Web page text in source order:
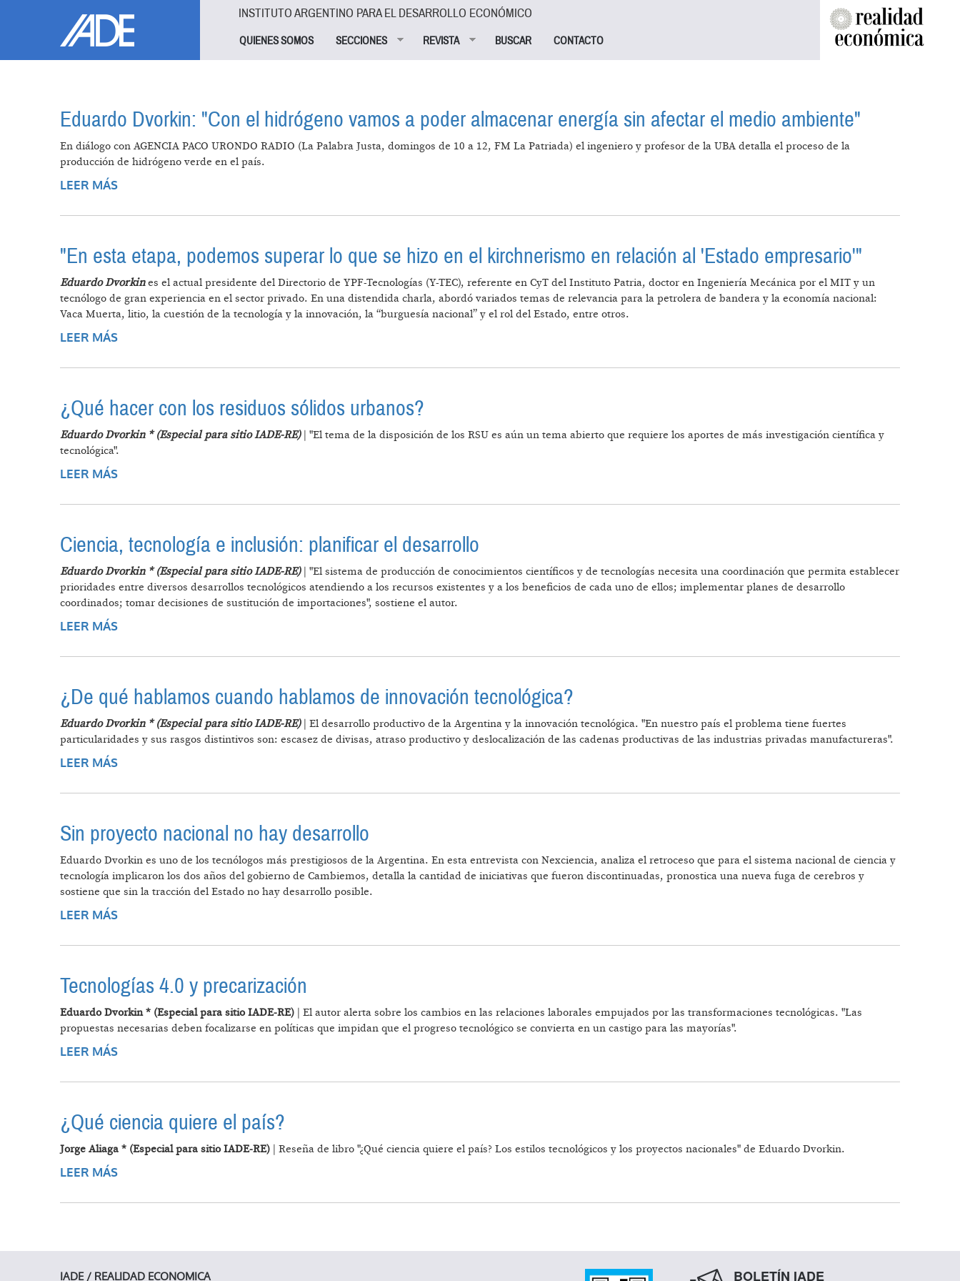
INSTITUTO ARGENTINO PARA EL DESARROLLO ECONÓMICO
QUIENES SOMOS SECCIONES REVISTA BUSCAR CONTACTO
Eduardo Dvorkin: "Con el hidrógeno vamos a poder almacenar energía sin afectar el medio ambiente"
En diálogo con AGENCIA PACO URONDO RADIO (La Palabra Justa, domingos de 10 a 12, FM La Patriada) el ingeniero y profesor de la UBA detalla el proceso de la
producción de hidrógeno verde en el país.
LEER MÁS
"En esta etapa, podemos superar lo que se hizo en el kirchnerismo en relación al 'Estado empresario'"
Eduardo Dvorkines el actual presidente del Directorio de YPF-Tecnologías (Y-TEC), referente en CyT del Instituto Patria, doctor en Ingeniería Mecánica por el MIT y un
tecnólogo de gran experiencia en el sector privado. En una distendida charla, abordó variados temas de relevancia para la petrolera de bandera y la economía nacional:
Vaca Muerta, litio, la cuestión de la tecnología y la innovación, la “burguesía nacional” y el rol del Estado, entre otros.
LEER MÁS
¿Qué hacer con los residuos sólidos urbanos?
Eduardo Dvorkin * (Especial para sitio IADE-RE)| "El tema de la disposición de los RSU es aún un tema abierto que requiere los aportes de más investigación científica y
tecnológica".
LEER MÁS
Ciencia, tecnología e inclusión: planificar el desarrollo
Eduardo Dvorkin * (Especial para sitio IADE-RE)| "El sistema de producción de conocimientos científicos y de tecnologías necesita una coordinación que permita establecer
prioridades entre diversos desarrollos tecnológicos atendiendo a los recursos existentes y a los beneficios de cada uno de ellos; implementar planes de desarrollo
coordinados; tomar decisiones de sustitución de importaciones", sostiene el autor.
LEER MÁS
¿De qué hablamos cuando hablamos de innovación tecnológica?
Eduardo Dvorkin * (Especial para sitio IADE-RE) | El desarrollo productivo de la Argentina y la innovación tecnológica. "En nuestro país el problema tiene fuertes
particularidades y sus rasgos distintivos son: escasez de divisas, atraso productivo y deslocalización de las cadenas productivas de las industrias privadas manufactureras".
LEER MÁS
Sin proyecto nacional no hay desarrollo
Eduardo Dvorkin es uno de los tecnólogos más prestigiosos de la Argentina. En esta entrevista con Nexciencia, analiza el retroceso que para el sistema nacional de ciencia y
tecnología implicaron los dos años del gobierno de Cambiemos, detalla la cantidad de iniciativas que fueron discontinuadas, pronostica una nueva fuga de cerebros y
sostiene que sin la tracción del Estado no hay desarrollo posible.
LEER MÁS
Tecnologías 4.0 y precarización
Eduardo Dvorkin * (Especial para sitio IADE-RE) | El autor alerta sobre los cambios en las relaciones laborales empujados por las transformaciones tecnológicas. "Las
propuestas necesarias deben focalizarse en políticas que impidan que el progreso tecnológico se convierta en un castigo para las mayorías".
LEER MÁS
¿Qué ciencia quiere el país?
Jorge Aliaga * (Especial para sitio IADE-RE) | Reseña de libro "¿Qué ciencia quiere el país? Los estilos tecnológicos y los proyectos nacionales" de Eduardo Dvorkin.
LEER MÁS
IADE / REALIDAD ECONOMICA BOLETÍN IADE